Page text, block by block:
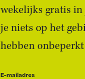
wekelijks gratis
je niets op het
hebben
E-mailadres